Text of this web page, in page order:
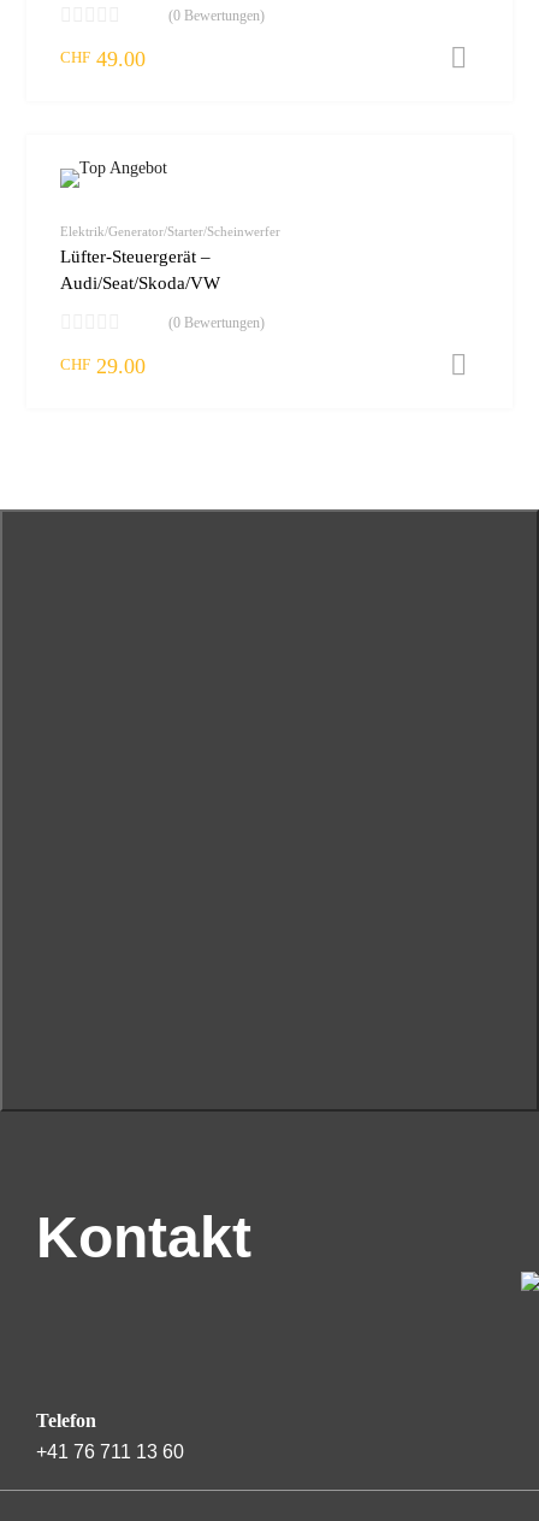
(0 Bewertungen)
CHF 49.00
Elektrik/Generator/Starter/Scheinwerfer
Lüfter-Steuergerät –
Audi/Seat/Skoda/VW
(0 Bewertungen)
CHF 29.00
Kontakt
Telefon
+41 76 711 13 60